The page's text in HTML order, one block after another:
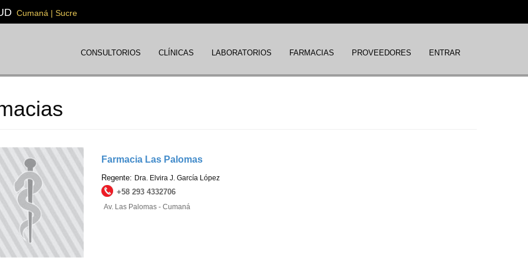
Cumaná | Sucre
CONSULTORIOS CLÍNICAS LABORATORIOS FARMACIAS PROVEEDORES ENTRAR
Farmacia Las Palomas
Regente: Dra. Elvira J. García López
+58 293 4332706
Av. Las Palomas - Cumaná